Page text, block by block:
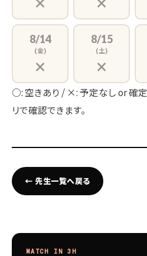
8/14
(金)
×
8/15
(土)
×
○: 空きあり / ×: 予定なし or 確
リで確認できます。
← 先生一覧へ戻る
MATCH IN 3H